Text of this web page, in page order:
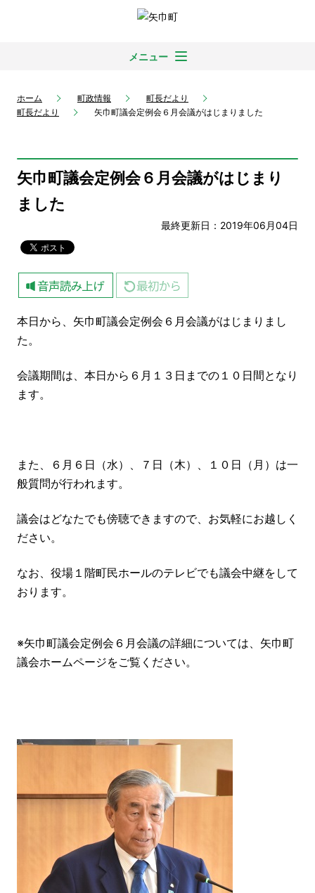
メニュー
ホーム 町政情報
町長だより
町長だより
矢巾町議会定例会６月会議がはじまりました
矢巾町議会定例会６月会議がはじまり
ました
最終更新日：2019年06月04日
本日から、矢巾町議会定例会６月会議がはじまりまし
た。
会議期間は、本日から６月１３日までの１０日間となり
ます。
また、６月６日（水）、７日（木）、１０日（月）は一
般質問が行われます。
議会はどなたでも傍聴できますので、お気軽にお越しく
ださい。
なお、役場１階町民ホールのテレビでも議会中継をして
おります。
※矢巾町議会定例会６月会議の詳細については、矢巾町
議会ホームページをご覧ください。